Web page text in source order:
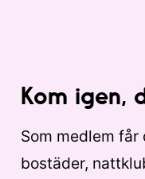
Kom igen,
Som medlem
bostäder,